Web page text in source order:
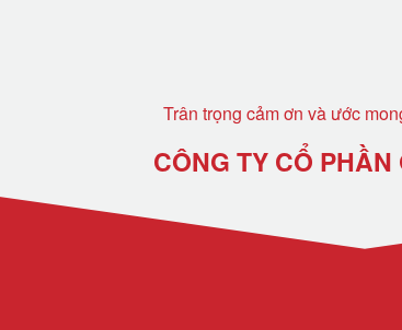
Trân trọng cảm ơn và ước
CÔNG TY CỔ PHẦN